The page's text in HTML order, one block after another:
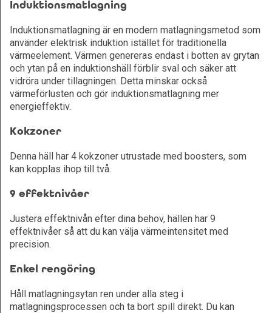
Induktionsmatlagning
Induktionsmatlagning är en modern matlagningsmetod som
använder elektrisk induktion istället för traditionella
värmeelement. Värmen genereras endast i botten av grytan
och ytan på en induktionshäll förblir sval och säker att
vidröra under tillagningen. Detta minskar också
värmeförlusten och gör induktionsmatlagning mer
energieffektiv.
Kokzoner
Denna häll har 4 kokzoner utrustade med boosters, som
kan kopplas ihop till två.
9 effektnivåer
Justera effektnivån efter dina behov, hällen har 9
effektnivåer så att du kan välja värmeintensitet med
precision.
Enkel rengöring
Håll matlagningsytan ren under alla steg i
matlagningsprocessen och ta bort spill direkt. Du kan